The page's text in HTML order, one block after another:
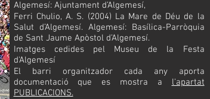
Algemesí: Ajuntament d’Algemesí,
Ferri Chulio, A. S. (2004) La Mare de Déu de la
Salut d’Algemesí. Algemesí: Basílica-Parròquia
de Sant Jaume Apòstol d’Algemesí.
Imatges cedides pel Museu de la Festa
d'Algemesí
El barri organitzador cada any aporta
documentació que es mostra a l'apartat
PUBLICACIONS.